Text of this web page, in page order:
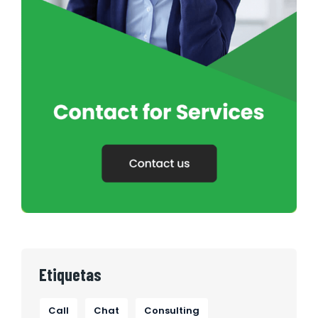
Etiquetas
Call Chat Consulting